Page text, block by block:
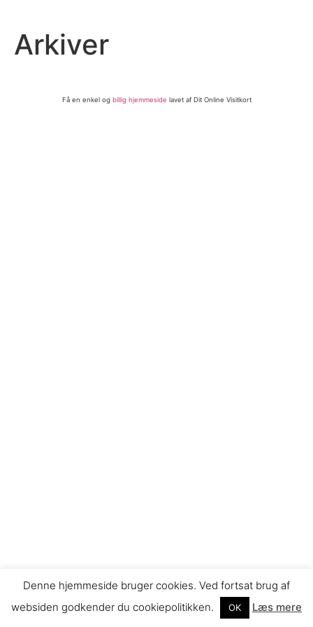
indhold
Arkiver
Denne hjemmeside bruger cookies. Ved fortsat brug af
websiden godkender du cookiepolitikken.
OK Læs mere
Få en enkel og billig hjemmeside lavet af Dit Online Visitkort